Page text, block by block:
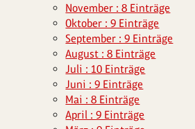
November : 8 Einträge
Oktober : 9 Einträge
September : 9 Einträge
August : 8 Einträge
Juli : 10 Einträge
Juni : 9 Einträge
Mai : 8 Einträge
April : 9 Einträge